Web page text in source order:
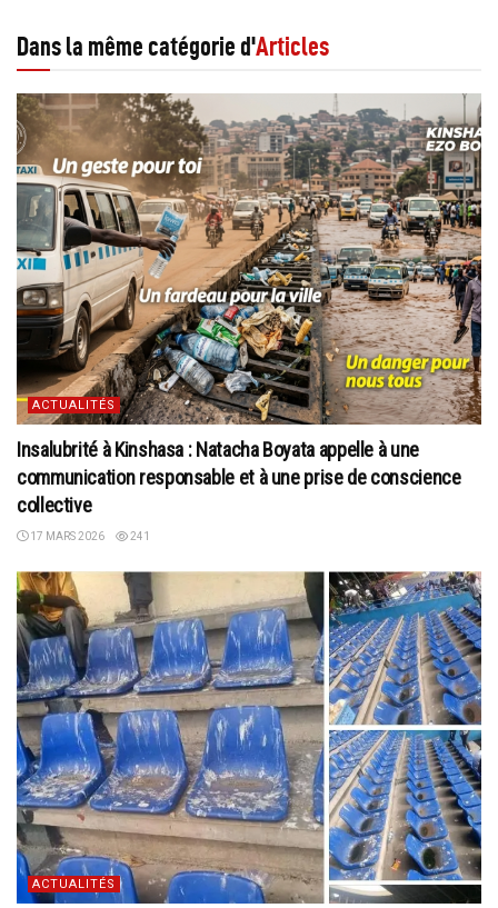
Dans la même catégorie d'Articles
ACTUALITÉS
Insalubrité à Kinshasa : Natacha Boyata appelle à une
communication responsable et à une prise de conscience
collective
17 MARS 2026 241
ACTUALITÉS